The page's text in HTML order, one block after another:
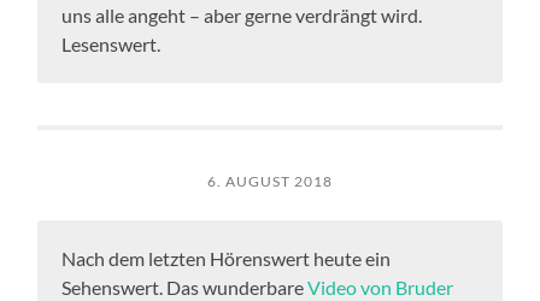
uns alle angeht – aber gerne verdrängt wird.
Lesenswert.
6. AUGUST 2018
Nach dem letzten Hörenswert heute ein
Sehenswert. Das wunderbareVideo von Bruder